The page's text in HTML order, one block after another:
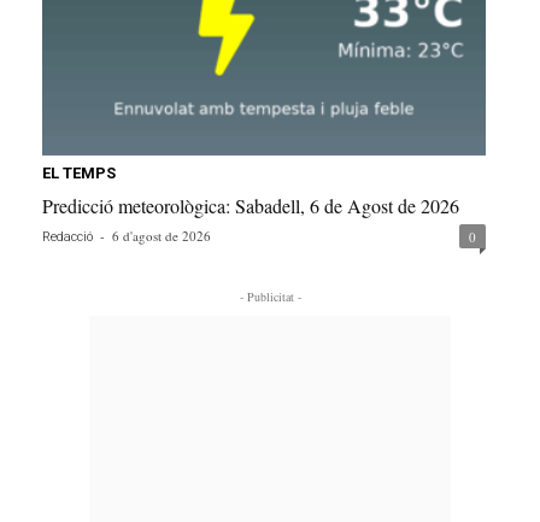
EL TEMPS
Predicció meteorològica: Sabadell, 6 de Agost de 2026
Redacció - 6 d'agost de 2026 0
- Publicitat -